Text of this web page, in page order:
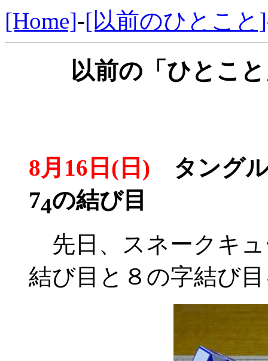
[Home]-[以前のひとこと]
以前の「ひとこ
8月16日(日) タング
74の結び目
先日、スネークキ
結び目と８の字結び